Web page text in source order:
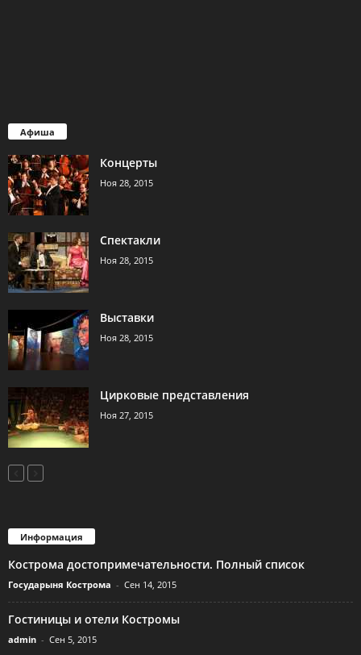
Афиша
Концерты
Ноя 28, 2015
Спектакли
Ноя 28, 2015
Выставки
Ноя 28, 2015
Цирковые представления
Ноя 27, 2015
Информация
Кострома достопримечательности. Полный список
Государыня Кострома - Сен 14, 2015
Гостиницы и отели Костромы
admin - Сен 5, 2015